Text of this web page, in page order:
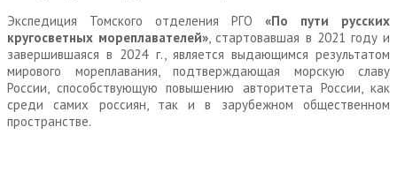
Экспедиция Томского отделения РГО «По пути русских
кругосветных мореплавателей», стартовавшая в 2021 году и
завершившаяся в 2024 г., является выдающимся результатом
мирового мореплавания, подтверждающая морскую славу
России, способствующую повышению авторитета России, как
среди самих россиян, так и в зарубежном общественном
пространстве.